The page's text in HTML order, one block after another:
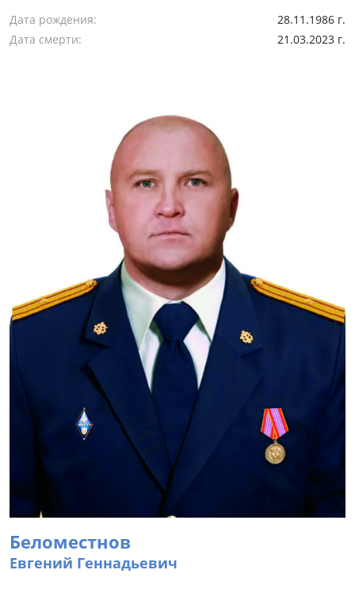
Дата рождения:
28.11.1986 г.
Дата смерти:
21.03.2023 г.
Беломестнов
Евгений Геннадьевич